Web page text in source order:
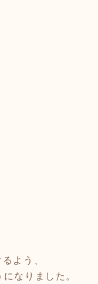
よう、
なりました。